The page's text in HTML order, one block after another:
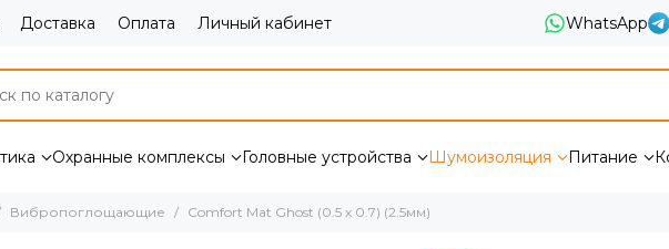
Доставка Оплата Личный кабинет WhatsApp
Охранные комплексы Головные устройства Шумоизоляция Питание
Вибропоглощающие Comfort Mat Ghost (0.5 x 0.7) (2.5мм)